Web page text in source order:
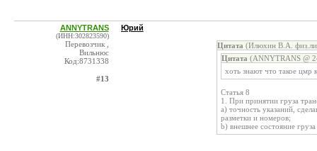
ANNYTRANS
(ИНН:302823590)
Перевозчик ,
Вильнюс
Код:8731338
#13
Юрий
Цитата (Илюхин В.А.
Цитата (ANNYTRANS @
хоть знают что такое цмр
Статья 8
1. При принятии груза
a) точность указаний,
разметки и номеров;
b) внешнее состояние